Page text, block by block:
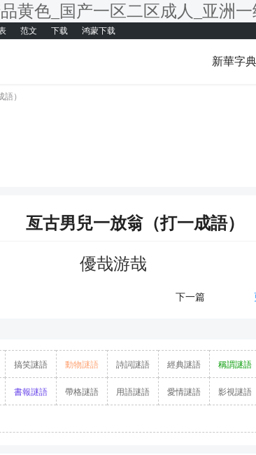
黄色_国产一区二区成人_亚洲
范文 下载 鸿蒙下载
新華字典
）
亙古男兒一放翁（打一成語）
優哉游哉
下一篇
搞笑謎語 動物謎語 詩詞謎語 經典謎語 稱謂謎語
書報謎語 帶格謎語 用語謎語 愛情謎語 影視謎語